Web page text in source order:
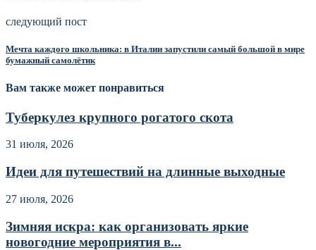
следующий пост
Мечта каждого школьника: в Италии запустили самый большой в мире
бумажный самолётик
Вам также может понравиться
Туберкулез крупного рогатого скота
31 июля, 2026
Идеи для путешествий на длинные выходные
27 июля, 2026
Зимняя искра: как организовать яркие
новогодние мероприятия в...